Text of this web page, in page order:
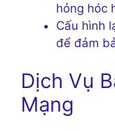
hỏng hóc
Cấu hình
để đảm
Dịch Vụ
Mạng